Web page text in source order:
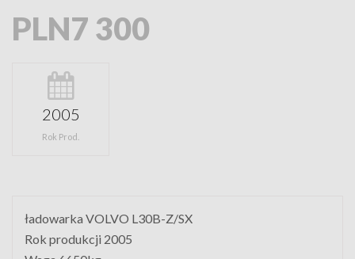
PLN7 300
2005
Rok Prod.
ładowarka VOLVO L30B-Z/SX
Rok produkcji 2005